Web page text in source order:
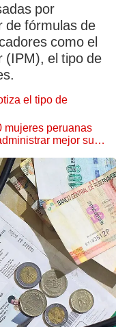
por
de fórmulas de
como el
(IPM), el tipo de
el tipo de
mujeres peruanas
mejor su